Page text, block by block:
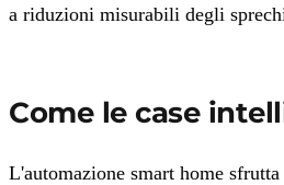
a riduzioni misurabili degli
Come le case
L'automazione smart home